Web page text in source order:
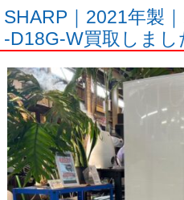
SHARP｜2021年製
-D18G-W買取しま